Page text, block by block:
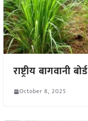
राष्ट्रीय बागवानी
October 8, 2025